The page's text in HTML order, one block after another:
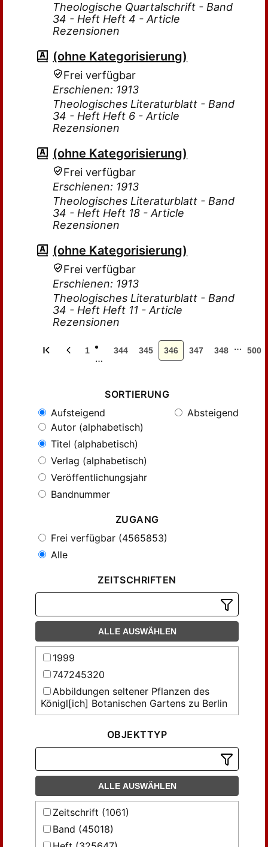
Theologische Quartalschrift - Band
34 - Heft Heft 4 - Article
Rezensionen
(ohne Kategorisierung)
Frei verfügbar
Erschienen: 1913
Theologisches Literaturblatt - Band
34 - Heft Heft 6 - Article
Rezensionen
(ohne Kategorisierung)
Frei verfügbar
Erschienen: 1913
Theologisches Literaturblatt - Band
34 - Heft Heft 18 - Article
Rezensionen
(ohne Kategorisierung)
Frei verfügbar
Erschienen: 1913
Theologisches Literaturblatt - Band
34 - Heft Heft 11 - Article
Rezensionen
1
…
344 345 346 347 348 … 500
SORTIERUNG
Aufsteigend
Absteigend
Autor (alphabetisch)
Titel (alphabetisch)
Verlag (alphabetisch)
Veröffentlichungsjahr
Bandnummer
ZUGANG
Frei verfügbar (4565853)
Alle
ZEITSCHRIFTEN
ALLE AUSWÄHLEN
1999
747245320
Abbildungen seltener Pflanzen des
Königl[ich] Botanischen Gartens zu Berlin
Wissenschaften in Göttingen,
Mathematisch-Physikalische Klasse
Botanischen Vereins 'Irmischia' zu
Sondershausen
Abhandlungen über Preussens
Kommunalwesen und denkwürdige
vaterländische Gesetze und Einrichtungen
Acta Facultatis Rerum Naturalium
OBJEKTTYP
ALLE AUSWÄHLEN
Zeitschrift (1061)
Band (45018)